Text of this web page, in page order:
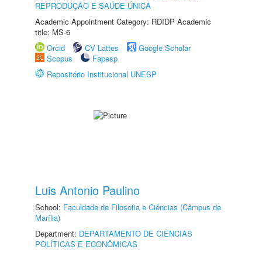
REPRODUÇÃO E SAÚDE ÚNICA
Academic Appointment Category: RDIDP Academic
title: MS-6
Orcid
CV Lattes
Google Scholar
Scopus
Fapesp
Repositório Institucional UNESP
Luis Antonio Paulino
School: Faculdade de Filosofia e Ciências (Câmpus de
Marília)
Department: DEPARTAMENTO DE CIÊNCIAS
POLÍTICAS E ECONÔMICAS